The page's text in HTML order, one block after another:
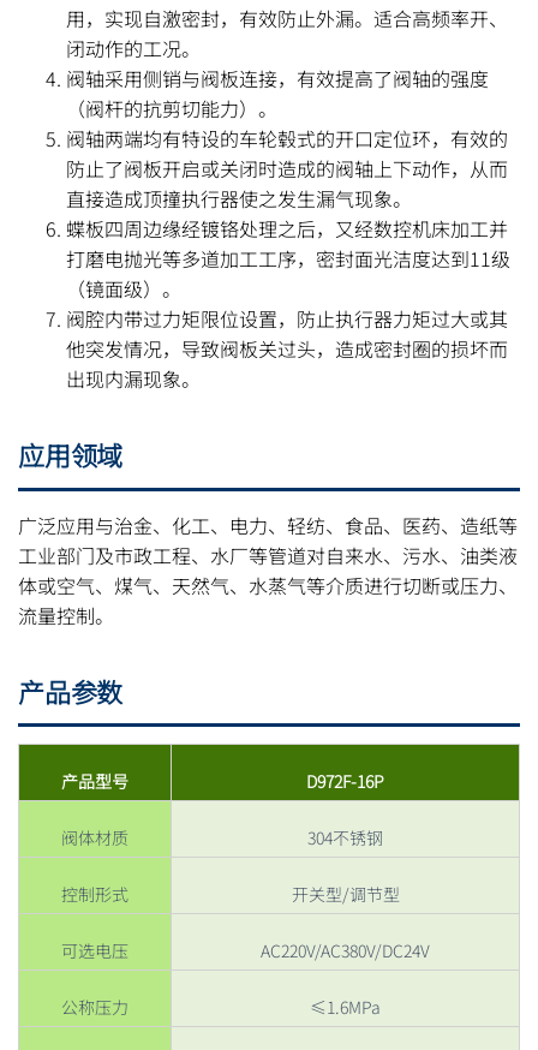
用，实现自激密封，有效防止外漏。适合高频率开、
闭动作的工况。
阀轴采用侧销与阀板连接，有效提高了阀轴的强度
（阀杆的抗剪切能力）。
阀轴两端均有特设的车轮毂式的开口定位环，有效的
防止了阀板开启或关闭时造成的阀轴上下动作，从而
直接造成顶撞执行器使之发生漏气现象。
蝶板四周边缘经镀铬处理之后，又经数控机床加工并
打磨电抛光等多道加工工序，密封面光洁度达到11级
（镜面级）。
阀腔内带过力矩限位设置，防止执行器力矩过大或其
他突发情况，导致阀板关过头，造成密封圈的损坏而
出现内漏现象。
应用领域
广泛应用与治金、化工、电力、轻纺、食品、医药、造纸等
工业部门及市政工程、水厂等管道对自来水、污水、油类液
体或空气、煤气、天然气、水蒸气等介质进行切断或压力、
流量控制。
产品参数
产品型号 D972F-16P
阀体材质 304不锈钢
控制形式 开关型/调节型
可选电压 AC220V/AC380V/DC24V
公称压力 ≤1.6MPa